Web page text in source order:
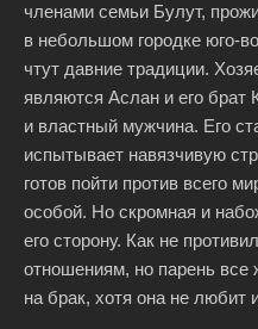
членами семьи Булут,
в небольшом городке юго-
чтут давние традиции.
являются Аслан и его
и властный мужчина. Его
испытывает навязчивую
готов пойти против всего
особой. Но скромная и
его сторону. Как не
отношениям, но парень все
на брак, хотя она не любит